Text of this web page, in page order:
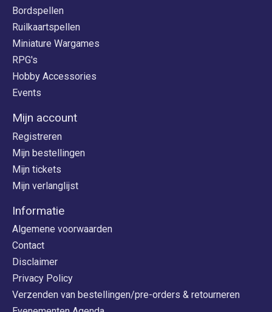
Bordspellen
Ruilkaartspellen
Miniature Wargames
RPG's
Hobby Accessories
Events
Mijn account
Registreren
Mijn bestellingen
Mijn tickets
Mijn verlanglijst
Informatie
Algemene voorwaarden
Contact
Disclaimer
Privacy Policy
Verzenden van bestellingen/pre-orders & retourneren